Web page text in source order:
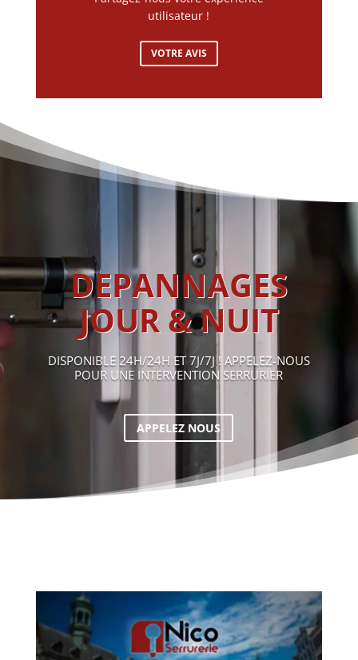
utilisateur !
VOTRE AVIS
DEPANNAGES
JOUR & NUIT
DISPONIBLE 24H/24H ET 7J/7J ! APPELEZ-NOUS
POUR UNE INTERVENTION SERRURIER
APPELEZ NOUS